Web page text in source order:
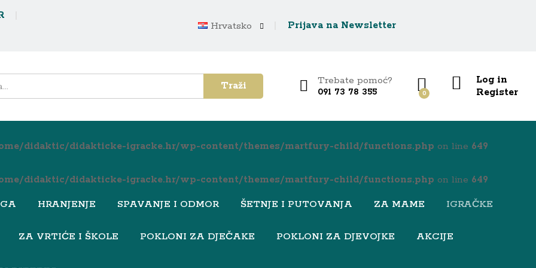
Hrvatsko Prijava na Newsletter
Traži Trebate pomoć?
091 73 78 355 0
Log in
Register
didaktic/didakticke-igracke.hr/wp-content/themes/martfury-child/functions.php on line 649
didaktic/didakticke-igracke.hr/wp-content/themes/martfury-child/functions.php on line 649
HRANJENJE SPAVANJE I ODMOR ŠETNJE I PUTOVANJA ZA MAME IGRAČKE
ZA VRTIĆE I ŠKOLE POKLONI ZA DJEČAKE POKLONI ZA DJEVOJKE AKCIJE